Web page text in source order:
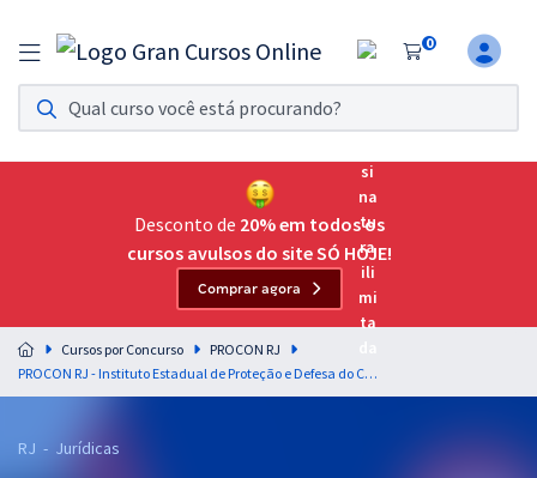
0
Assinatura Ilimitada 11
Acesso a todos os cursos. Teste grátis por 7 dias!
Assinatura OAB Até Passar
Acesso ilimitado a toda preparação para o Exame da
Residências Multiprofissionais
Preparação completa e intensiva para as principais
residências em saúde do Brasil
Desconto de 20% em todos os
cursos avulsos do site SÓ HOJE!
Comprar agora
Cursos por Concurso
PROCON RJ
PROCON RJ - Instituto Estadual de Proteção e Defesa do Consumidor - Direito do Consumidor para o Cargo de Advogado - Professora Keity Satiko
RJ - Jurídicas